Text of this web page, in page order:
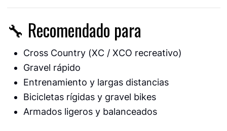
🔧 Recomendado para
Cross Country (XC / XCO recreativo)
Gravel rápido
Entrenamiento y largas distancias
Bicicletas rígidas y gravel bikes
Armados ligeros y balanceados